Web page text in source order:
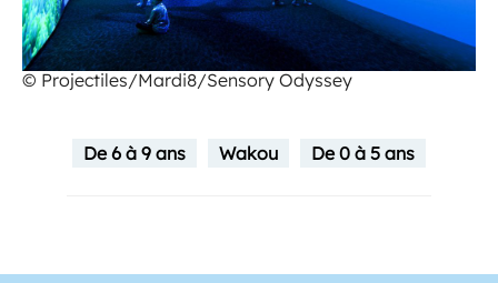
© Projectiles/Mardi8/Sensory Odyssey
De 6 à 9 ans Wakou De 0 à 5 ans